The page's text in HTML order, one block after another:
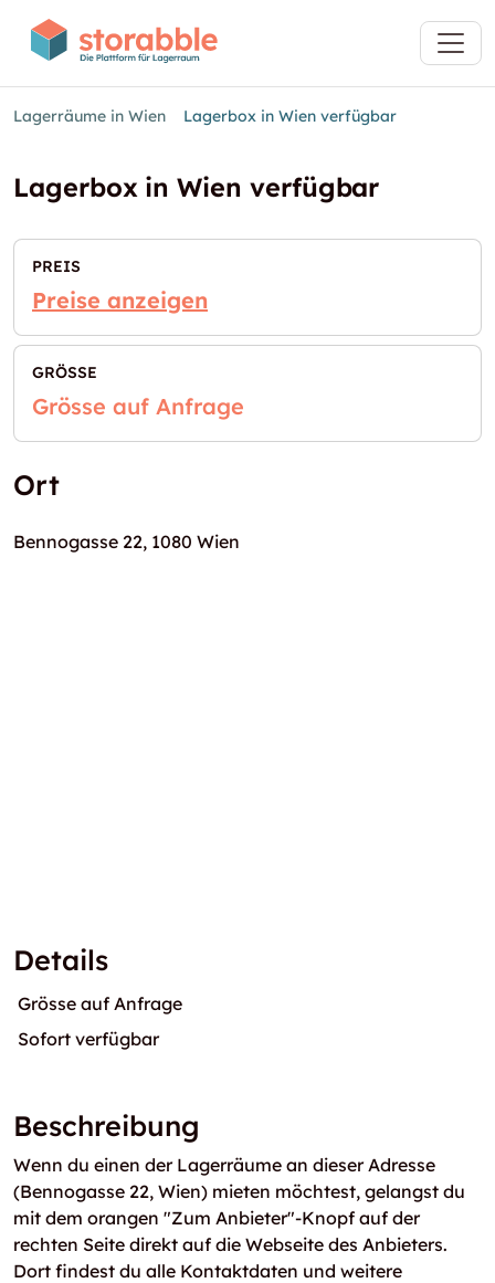
Lagerräume in Wien Lagerbox in Wien verfügbar
Lagerbox in Wien verfügbar
PREIS
Preise anzeigen
GRÖSSE
Grösse auf Anfrage
Ort
Bennogasse 22, 1080 Wien
Details
Grösse auf Anfrage
Sofort verfügbar
Beschreibung
Wenn du einen der Lagerräume an dieser Adresse
(Bennogasse 22, Wien) mieten möchtest, gelangst du
mit dem orangen "Zum Anbieter"-Knopf auf der
rechten Seite direkt auf die Webseite des Anbieters.
Dort findest du alle Kontaktdaten und weitere